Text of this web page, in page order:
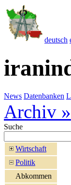
deutsch
News Datenbanken
Archiv »
Suche
Wirtschaft
Politik
Abkommen